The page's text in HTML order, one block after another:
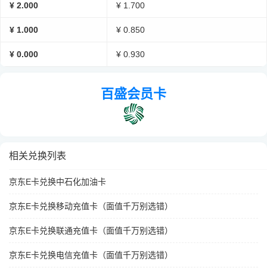
¥ 2.000 ¥ 1.700
¥ 1.000 ¥ 0.850
¥ 0.000 ¥ 0.930
百盛会员卡
相关兑换列表
京东E卡兑换中石化加油卡
京东E卡兑换移动充值卡（面值千万别选错）
京东E卡兑换联通充值卡（面值千万别选错）
京东E卡兑换电信充值卡（面值千万别选错）